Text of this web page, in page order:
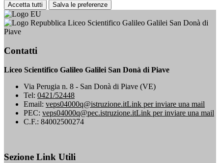
Accetta tutti Salva le preferenze
Liceo Scientifico Galileo Galilei San Donà di
Piave
Contatti
Liceo Scientifico Galileo Galilei San Donà di Piave
Via Perugia n. 8 - San Donà di Piave (VE)
Tel: 0421/52448
Email: veps04000q@istruzione.itLink per inviare una mail
PEC: veps04000q@pec.istruzione.itLink per inviare una mail
C.F.: 84002500274
Sezione Link Utili